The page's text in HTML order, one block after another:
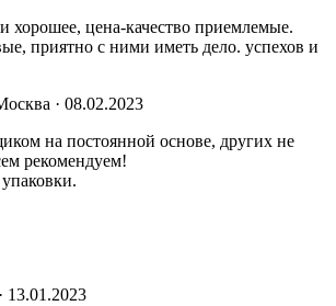
хорошее, цена-качество приемлемые.
приятно с ними иметь дело. успехов и
· 08.02.2023
на постоянной основе, других не
рекомендуем!
13.01.2023